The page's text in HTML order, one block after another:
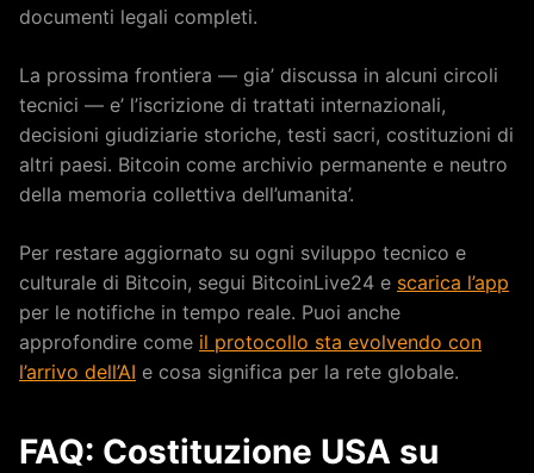
documenti legali completi.
La prossima frontiera — gia’ discussa in alcuni circoli
tecnici — e’ l’iscrizione di trattati internazionali,
decisioni giudiziarie storiche, testi sacri, costituzioni di
altri paesi. Bitcoin come archivio permanente e neutro
della memoria collettiva dell’umanita’.
Per restare aggiornato su ogni sviluppo tecnico e
culturale di Bitcoin, segui BitcoinLive24 e scarica l’app
per le notifiche in tempo reale. Puoi anche
approfondire come il protocollo sta evolvendo con
l’arrivo dell’AI e cosa significa per la rete globale.
FAQ: Costituzione USA su